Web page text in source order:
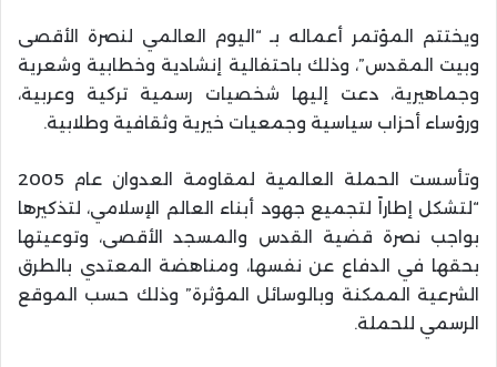
ويختتم المؤتمر أعماله بـ “اليوم العالمي لنصرة الأقصى
وبيت المقدس”، وذلك باحتفالية إنشادية وخطابية وشعرية
وجماهيرية، دعت إليها شخصيات رسمية تركية وعربية،
ورؤساء أحزاب سياسية وجمعيات خيرية وثقافية وطلابية.
وتأسست الحملة العالمية لمقاومة العدوان عام 2005
“لتشكل إطاراً لتجميع جهود أبناء العالم الإسلامي، لتذكيرها
بواجب نصرة قضية القدس والمسجد الأقصى، وتوعيتها
بحقها في الدفاع عن نفسها، ومناهضة المعتدي بالطرق
الشرعية الممكنة وبالوسائل المؤثرة” وذلك حسب الموقع
الرسمي للحملة.